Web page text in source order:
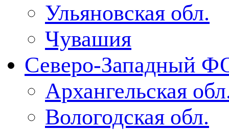
Ульяновская обл.
Чувашия
Северо-Западный
Архангельская
Вологодская обл.